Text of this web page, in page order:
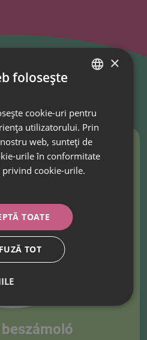
ROMANIAN
×
folosește
cookie-uri pentru
utilizatorului. Prin
web, sunteți de
urile în conformitate
privind cookie-urile.
TOATE
TOT